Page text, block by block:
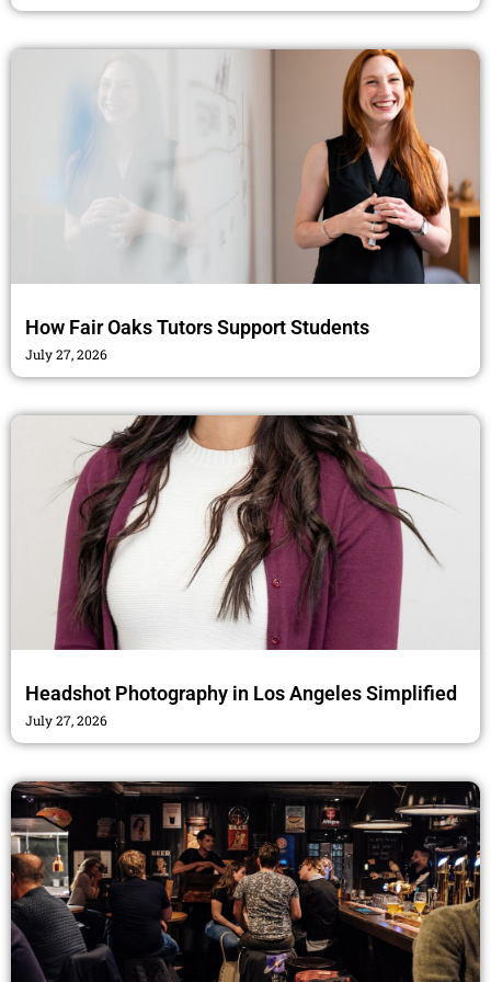
How Fair Oaks Tutors Support Students
July 27, 2026
Headshot Photography in Los Angeles Simplified
July 27, 2026